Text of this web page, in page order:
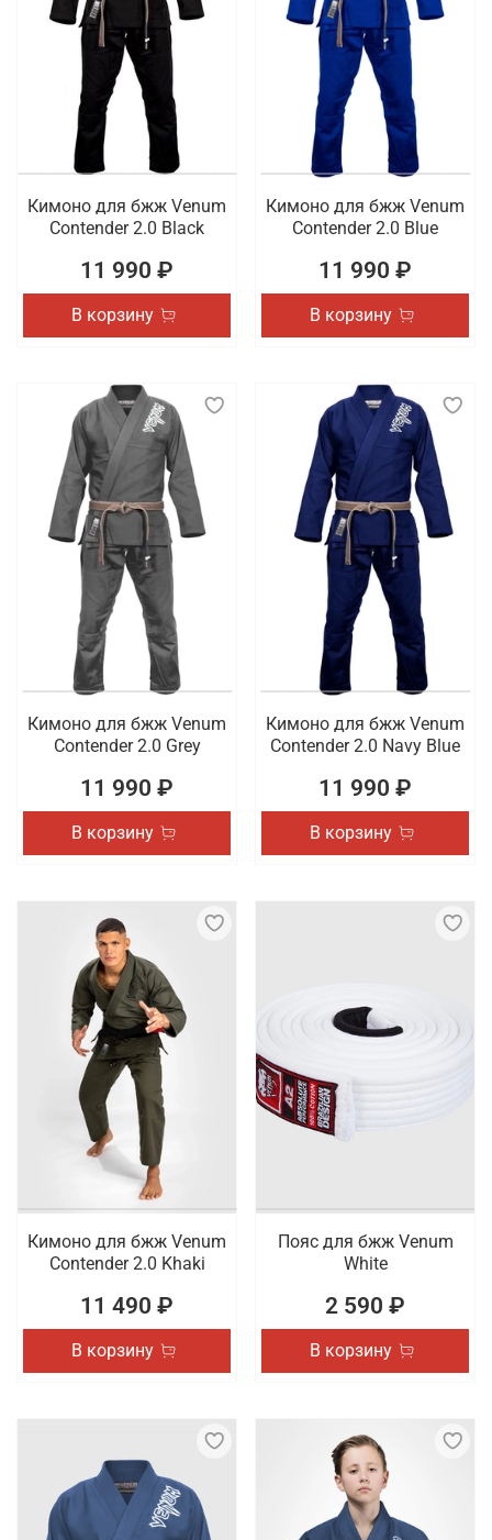
Кимоно для бжж Venum
Contender 2.0 Black
11 990 ₽
В корзину
Кимоно для бжж Venum
Contender 2.0 Blue
11 990 ₽
В корзину
Кимоно для бжж Venum
Contender 2.0 Grey
11 990 ₽
В корзину
Кимоно для бжж Venum
Contender 2.0 Navy Blue
11 990 ₽
В корзину
Кимоно для бжж Venum
Contender 2.0 Khaki
11 490 ₽
В корзину
Пояс для бжж Venum
White
2 590 ₽
В корзину